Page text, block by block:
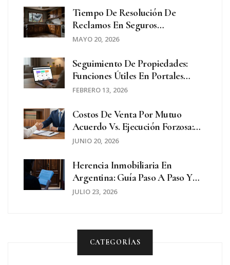
Tiempo De Resolución De
Reclamos En Seguros
Inmobiliarios: Plazos, Leyes Y
MAYO 20, 2026
Seguimiento De Propiedades:
Funciones Útiles En Portales
Inmobiliarios
FEBRERO 13, 2026
Costos De Venta Por Mutuo
Acuerdo Vs. Ejecución Forzosa:
Guía Práctica En Argentina
JUNIO 20, 2026
Herencia Inmobiliaria En
Argentina: Guía Paso A Paso Y
Trámites Especiales
JULIO 23, 2026
CATEGORÍAS